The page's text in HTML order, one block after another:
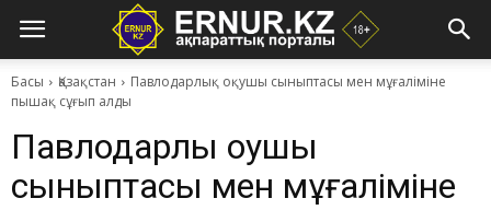
Басы Қазақстан
Павлодарлық оқушы сыныптасы мен мұғаліміне
пышақ сұғып алды
Павлодарлық оқушы
сыныптасы мен мұғаліміне